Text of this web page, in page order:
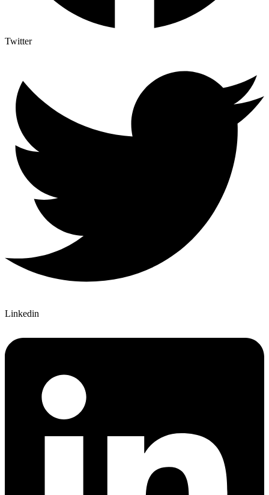
Twitter
Linkedin